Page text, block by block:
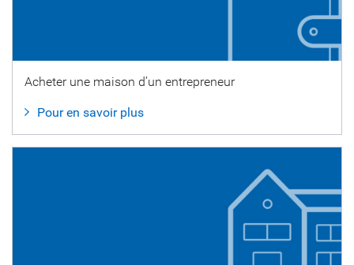
Acheter une maison d’un entrepreneur
Pour en savoir plus